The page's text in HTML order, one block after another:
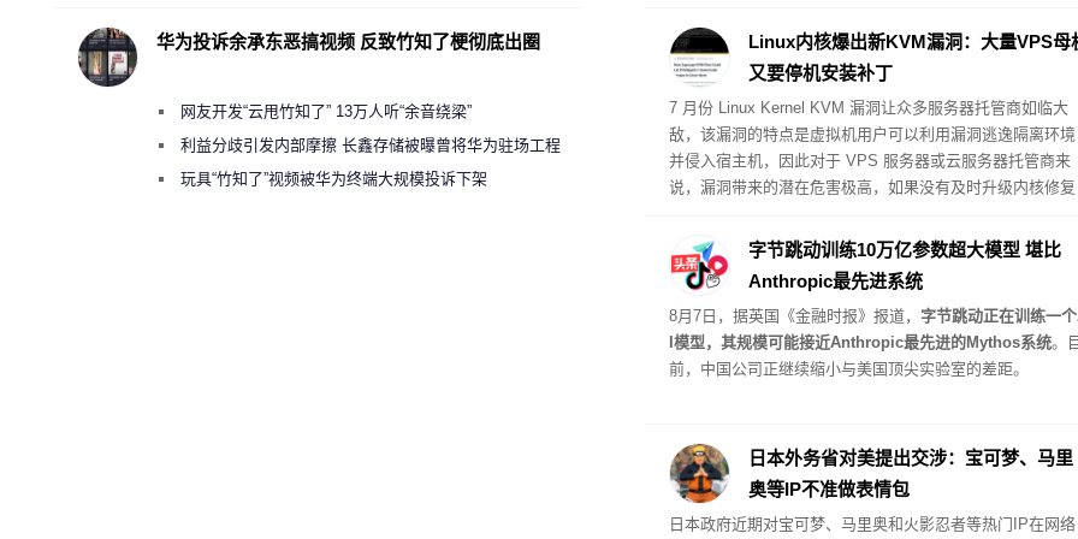
Linux内核爆出新KVM漏洞：大量VPS母
又要停机安装补丁
7 月份 Linux Kernel KVM 漏洞让众多服务器托管商如临大
敌，该漏洞的特点是虚拟机用户可以利用漏洞逃逸隔离环境
并侵入宿主机，因此对于 VPS 服务器或云服务器托管商来
说，漏洞带来的潜在危害极高，如果没有及时升级内核修复
字节跳动训练10万亿参数超大模型 堪比
Anthropic最先进系统
8月7日，据英国《金融时报》报道， 字节跳动正在训练一
I模型，其规模可能接近Anthropic最先进的Mythos系统。目
前，中国公司正继续缩小与美国顶尖实验室的差距。
日本外务省对美提出交涉：宝可梦、马里
奥等IP不准做表情包
日本政府近期对宝可梦、马里奥和火影忍者等热门IP在网络
华为投诉余承东恶搞视频 反致竹知了梗彻底出圈
网友开发“云甩竹知了” 13万人听“余音绕梁”
利益分歧引发内部摩擦 长鑫存储被曝曾将华为驻场工程
师驱逐出研发基地
玩具“竹知了”视频被华为终端大规模投诉下架